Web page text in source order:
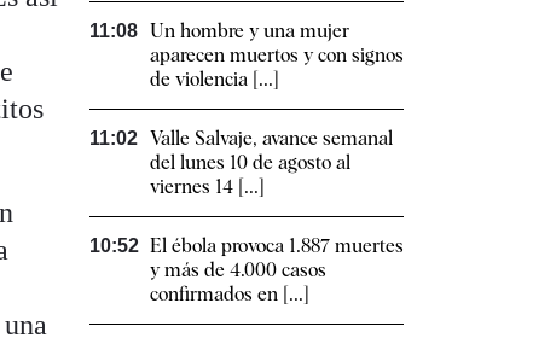
11:08 Un hombre y una mujer
aparecen muertos y con signos
de violencia [...]
11:02 Valle Salvaje, avance semanal
del lunes 10 de agosto al
viernes 14 [...]
10:52 El ébola provoca 1.887 muertes
y más de 4.000 casos
confirmados en [...]